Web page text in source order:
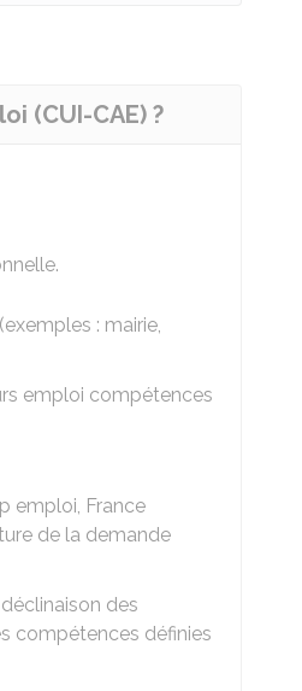
(CUI-CAE) ?
: mairie,
emploi compétences
emploi, France
de la demande
des
compétences définies